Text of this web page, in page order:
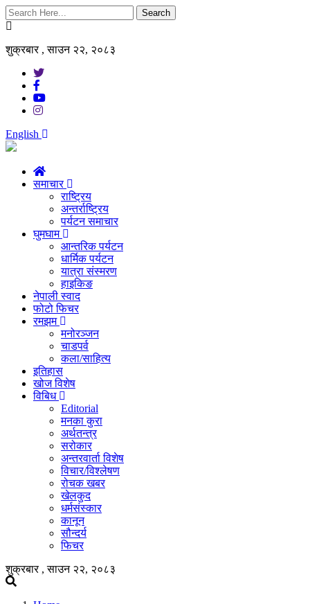
Search
शुक्रबार , साउन २२, २०८३
English
समाचार
राष्ट्रिय
अन्तर्राष्ट्रिय
पर्यटन समाचार
घुमघाम
आन्तरिक पर्यटन
धार्मिक पर्यटन
यात्रा संस्मरण
हाइकिङ
नेपाली स्वाद
फोटो फिचर
रमझम
मनोरञ्जन
चाडपर्व
कला/साहित्य
इतिहास
खोज विशेष
विबिध
Editorial
मनका कुरा
अर्थतन्त्र
सरोकार
अन्तरवार्ता विशेष
विचार/विश्लेषण
रोचक खबर
खेलकुद
धर्मसंस्कार
कानून
सौन्दर्य
फिचर
शुक्रबार , साउन २२, २०८३